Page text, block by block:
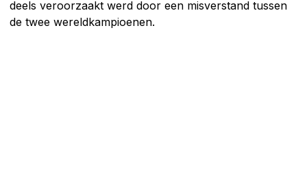
deels veroorzaakt werd door een misverstand tussen
de twee wereldkampioenen.